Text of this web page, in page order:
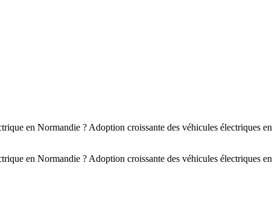
en Normandie ? Adoption croissante des véhicules électriques
en Normandie ? Adoption croissante des véhicules électriques